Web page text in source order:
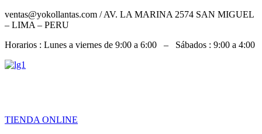
ventas@yokollantas.com / AV. LA MARINA 2574 SAN MIGUEL
– LIMA – PERU
Horarios : Lunes a viernes de 9:00 a 6:00 – Sábados : 9:00 a 4:00
TIENDA ONLINE